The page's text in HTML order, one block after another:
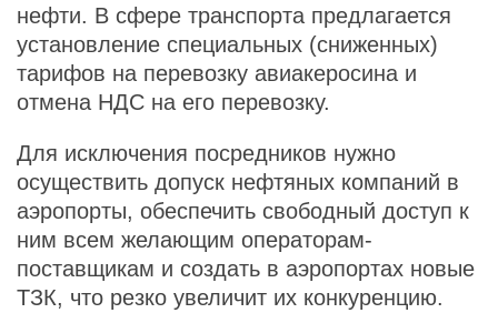
нефти. В сфере транспорта предлагается
установление специальных (сниженных)
тарифов на перевозку авиакеросина и
отмена НДС на его перевозку.
Для исключения посредников нужно
осуществить допуск нефтяных компаний в
аэропорты, обеспечить свободный доступ к
ним всем желающим операторам-
поставщикам и создать в аэропортах новые
ТЗК, что резко увеличит их конкуренцию.